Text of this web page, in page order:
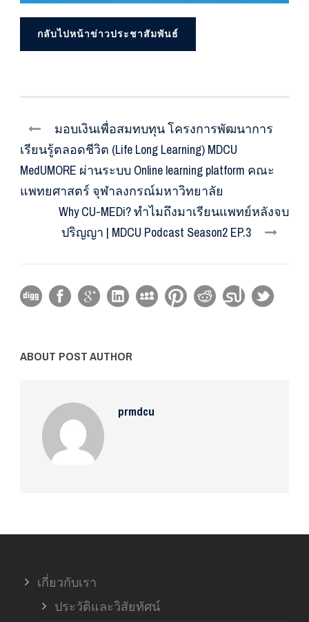
กลับไปหน้าข่าวประชาสัมพันธ์
มอบเงินเพื่อสมทบทุน โครงการพัฒนาการ
เรียนรู้ตลอดชีวิต (Life Long Learning) MDCU
MedUMORE ผ่านระบบ Online learning platform คณะ
แพทยศาสตร์ จุฬาลงกรณ์มหาวิทยาลัย
Why CU-MEDi? ทำไมถึงมาเรียนแพทย์หลังจบ
ปริญญา | MDCU Podcast Season2 EP.3
ABOUT POST AUTHOR
prmdcu
เกี่ยวกับเรา
ประวัติและวิสัยทัศน์